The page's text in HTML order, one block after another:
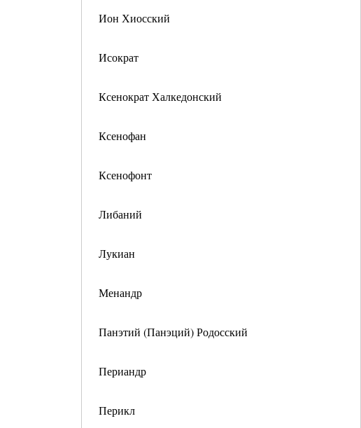
Ион Хиосский
Исократ
Ксенократ Халкедонский
Ксенофан
Ксенофонт
Либаний
Лукиан
Менандр
Панэтий (Панэций) Родосский
Периандр
Перикл